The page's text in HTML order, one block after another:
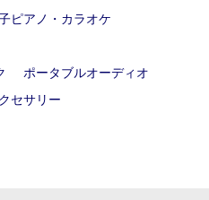
ピアノ・カラオケ
ポータブルオーディオ
セサリー